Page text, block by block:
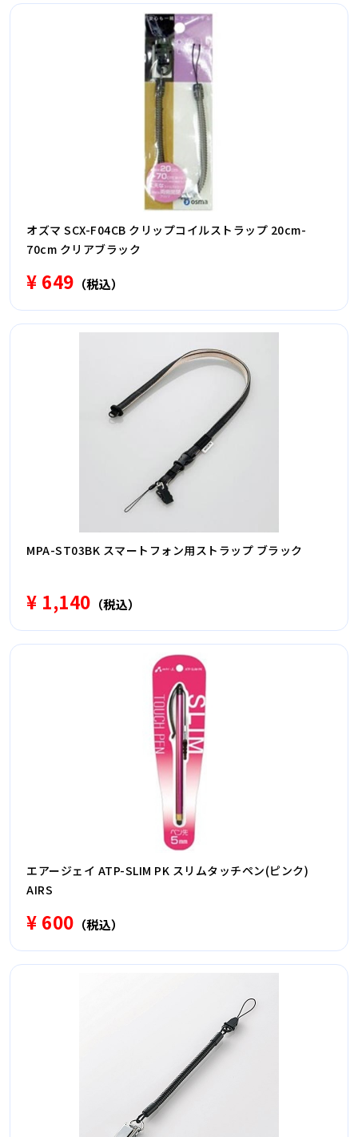
オズマ SCX-F04CB クリップコイルストラップ 20cm-
70cm クリアブラック
¥ 649 （税込）
MPA-ST03BK スマートフォン用ストラップ ブラック
¥ 1,140 （税込）
エアージェイ ATP-SLIM PK スリムタッチペン(ピンク)
AIRS
¥ 600 （税込）